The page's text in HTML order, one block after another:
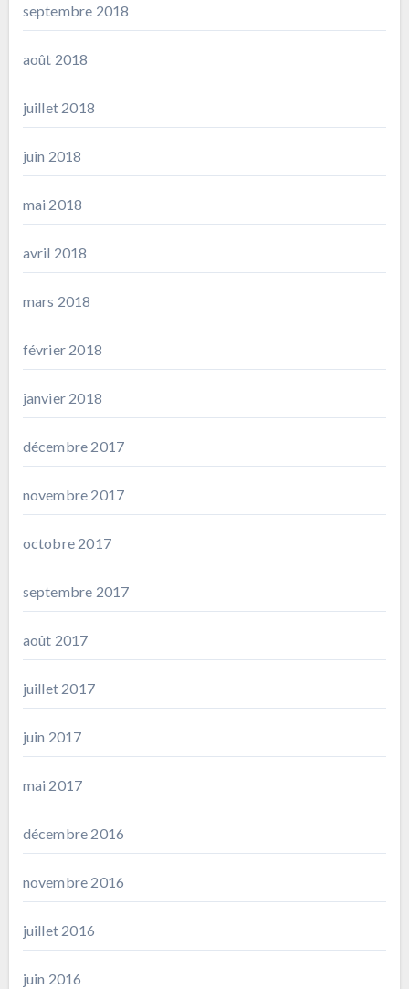
septembre 2018
août 2018
juillet 2018
juin 2018
mai 2018
avril 2018
mars 2018
février 2018
janvier 2018
décembre 2017
novembre 2017
octobre 2017
septembre 2017
août 2017
juillet 2017
juin 2017
mai 2017
décembre 2016
novembre 2016
juillet 2016
juin 2016